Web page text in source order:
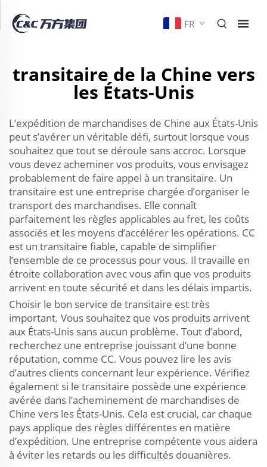
FR
transitaire de la Chine vers
les États-Unis
L’expédition de marchandises de Chine aux États-Unis
peut s’avérer un véritable défi, surtout lorsque vous
souhaitez que tout se déroule sans accroc. Lorsque
vous devez acheminer vos produits, vous envisagez
probablement de faire appel à un transitaire. Un
transitaire est une entreprise chargée d’organiser le
transport des marchandises. Elle connaît
parfaitement les règles applicables au fret, les coûts
associés et les moyens d’accélérer les opérations. CC
est un transitaire fiable, capable de simplifier
l’ensemble de ce processus pour vous. Il travaille en
étroite collaboration avec vous afin que vos produits
arrivent en toute sécurité et dans les délais impartis.
Choisir le bon service de transitaire est très
important. Vous souhaitez que vos produits arrivent
aux États-Unis sans aucun problème. Tout d’abord,
recherchez une entreprise jouissant d’une bonne
réputation, comme CC. Vous pouvez lire les avis
d’autres clients concernant leur expérience. Vérifiez
également si le transitaire possède une expérience
avérée dans l’acheminement de marchandises de
Chine vers les États-Unis. Cela est crucial, car chaque
pays applique des règles différentes en matière
d’expédition. Une entreprise compétente vous aidera
à éviter les retards ou les difficultés douanières.